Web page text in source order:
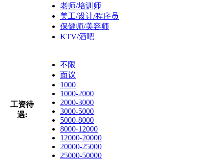
老师/培训师
美工/设计/程序员
保健师/美容师
KTV/酒吧
工资待
遇:
不限
面议
1000
1000-2000
2000-3000
3000-5000
5000-8000
8000-12000
12000-20000
20000-25000
25000-50000